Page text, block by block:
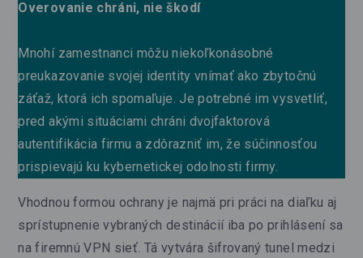
Overovanie chráni, nie škodí
Mnohí zamestnanci môžu niekoľkonásobné
preukazovanie svojej identity vnímať ako zbytočnú
záťaž, ktorá ich spomaľuje. Je potrebné im vysvetliť,
pred akými situáciami chráni dvojfaktorová
autentifikácia firmu a zdôrazniť im, že súčinnosťou
prispievajú ku kybernetickej odolnosti firmy.
Vhodnou formou ochrany je najmä pri práci na diaľku aj
sprístupnenie vybraných destinácií iba po prihlásení sa
na firemnú VPN sieť. Tá vytvára šifrovaný tunel medzi